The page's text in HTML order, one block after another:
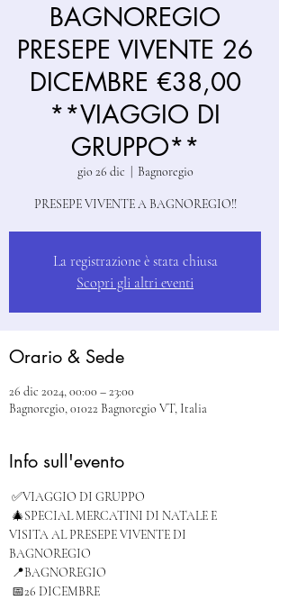
BAGNOREGIO
PRESEPE VIVENTE 26
DICEMBRE €38,00
**VIAGGIO DI
GRUPPO**
gio 26 dic Bagnoregio
PRESEPE VIVENTE A BAGNOREGIO!!
La registrazione è stata chiusa
Scopri gli altri eventi
Orario & Sede
26 dic 2024, 00:00 – 23:00
Bagnoregio, 01022 Bagnoregio VT, Italia
Info sull'evento
✅VIAGGIO DI GRUPPO
🎄SPECIAL MERCATINI DI NATALE E
VISITA AL PRESEPE VIVENTE DI
BAGNOREGIO
📍BAGNOREGIO
📅26 DICEMBRE